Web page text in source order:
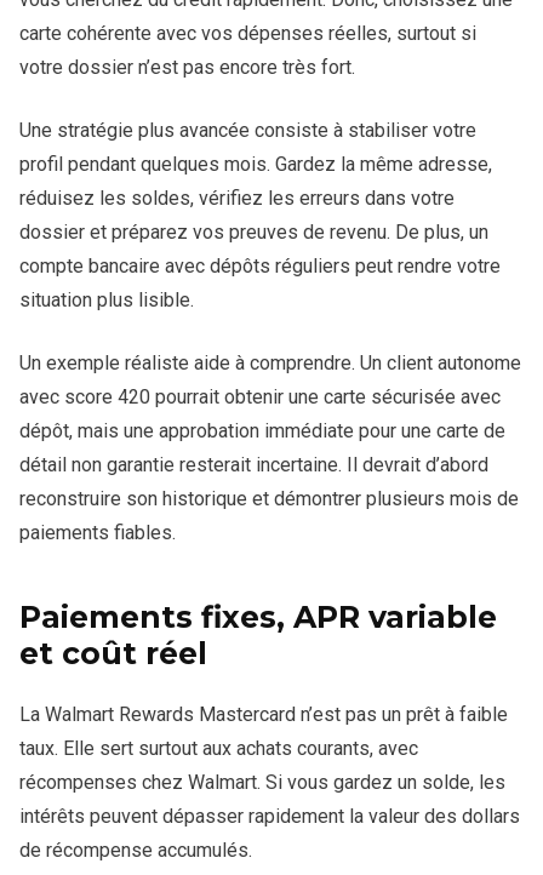
carte cohérente avec vos dépenses réelles, surtout si
votre dossier n’est pas encore très fort.
Une stratégie plus avancée consiste à stabiliser votre
profil pendant quelques mois. Gardez la même adresse,
réduisez les soldes, vérifiez les erreurs dans votre
dossier et préparez vos preuves de revenu. De plus, un
compte bancaire avec dépôts réguliers peut rendre votre
situation plus lisible.
Un exemple réaliste aide à comprendre. Un client autonome
avec score 420 pourrait obtenir une carte sécurisée avec
dépôt, mais une approbation immédiate pour une carte de
détail non garantie resterait incertaine. Il devrait d’abord
reconstruire son historique et démontrer plusieurs mois de
paiements fiables.
Paiements fixes, APR variable
et coût réel
La Walmart Rewards Mastercard n’est pas un prêt à faible
taux. Elle sert surtout aux achats courants, avec
récompenses chez Walmart. Si vous gardez un solde, les
intérêts peuvent dépasser rapidement la valeur des dollars
de récompense accumulés.